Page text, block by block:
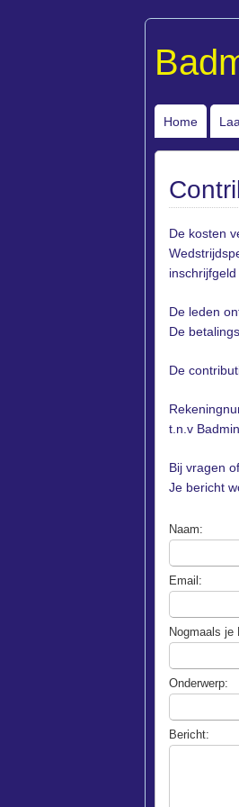
Home
De kosten
De leden
De
De
t.n.v
Bij vragen
Je bericht
Naam:
Email:
Nogmaals je
Onderwerp:
Bericht: